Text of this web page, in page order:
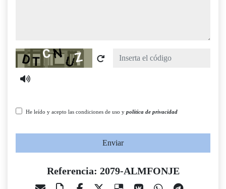
Captcha
He leído y acepto las condiciones de uso y política de privacidad
Enviar
Referencia: 2079-ALMFONJE